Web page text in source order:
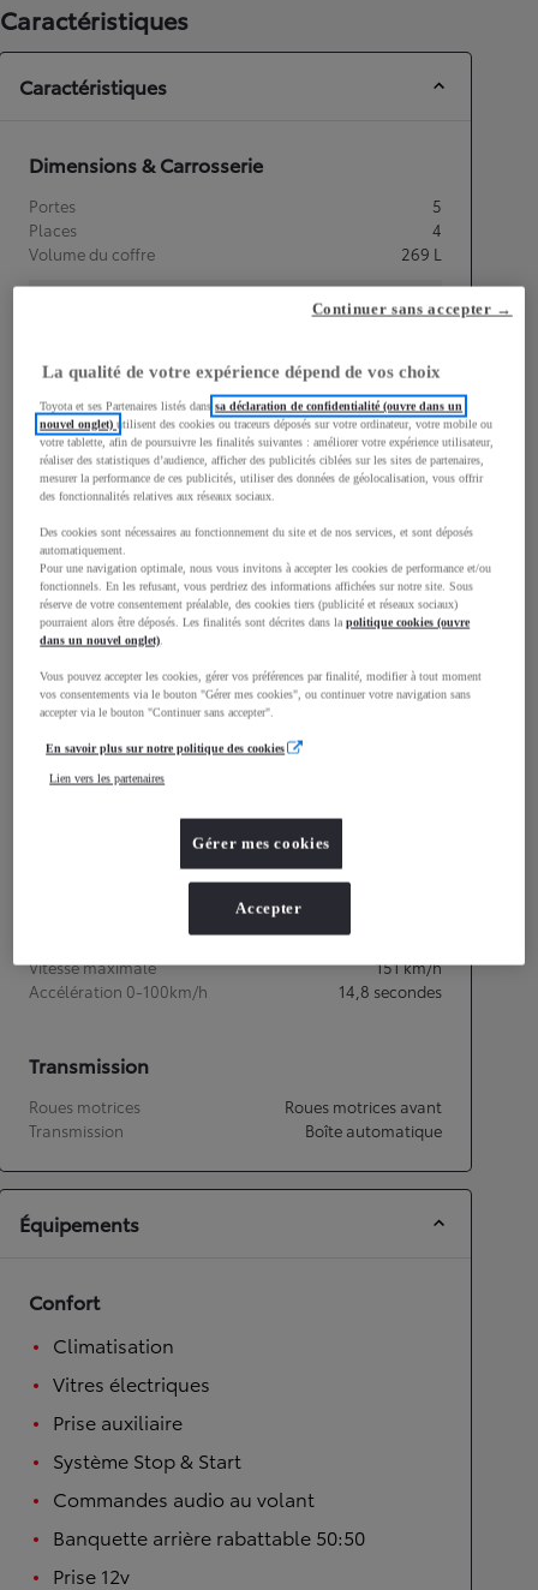
Caractéristiques
Caractéristiques
Dimensions & Carrosserie
Portes
5
Places
4
Volume du coffre
269 L
3 700mm
Hauteur
1 510
mm
1 740mm
Consommation mixte
Consommation mixte
Vitesse maximale 151km/h
Accélération 0-100km/h
14,8 secondes
Transmission
Roues motrices
Roues motrices avant
Transmission
Boîte automatique
Équipements
Confort
Climatisation
Vitres électriques
Prise auxiliaire
Système Stop & Start
Commandes audio au volant
Banquette arrière rabattable 50:50
Prise 12v
La qualité de votre expérience dépend de vos choix
Toyota et ses Partenaires listés danssa déclaration de confidentialité (ouvre dans un
nouvel onglet)utilisent des cookies ou traceurs déposés sur votre ordinateur, votre mobile ou
votre tablette, afin de poursuivre les finalités suivantes : améliorer votre expérience utilisateur,
réaliser des statistiques d’audience, afficher des publicités ciblées sur les sites de partenaires,
mesurer la performance de ces publicités, utiliser des données de géolocalisation, vous offrir
des fonctionnalités relatives aux réseaux sociaux.
Des cookies sont nécessaires au fonctionnement du site et de nos services, et sont déposés
automatiquement.
Pour une navigation optimale, nous vous invitons à accepter les cookies de performance et/ou
fonctionnels. En les refusant, vous perdriez des informations affichées sur notre site. Sous
réserve de votre consentement préalable, des cookies tiers (publicité et réseaux sociaux)
pourraient alors être déposés. Les finalités sont décrites dans lapolitique cookies (ouvre
dans un nouvel onglet).
Vous pouvez accepter les cookies, gérer vos préférences par finalité, modifier à tout moment
vos consentements via le bouton "Gérer mes cookies", ou continuer votre navigation sans
accepter via le bouton "Continuer sans accepter".
En savoir plus sur notre politique des cookies
Lien vers les partenaires
Gérer mes cookies
Continuer sans accepter →
Accepter